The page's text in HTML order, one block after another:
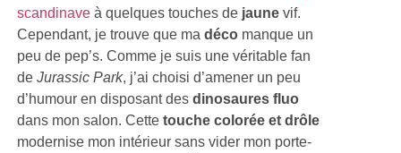
scandinave à quelques touches de jaune vif.
Cependant, je trouve que madéco manque un
peu de pep’s. Comme je suis une véritable fan
deJurassic Park, j’ai choisi d’amener un peu
d’humour en disposant desdinosaures fluo
dans mon salon. Cettetouche colorée et drôle
modernise mon intérieur sans vider mon porte-